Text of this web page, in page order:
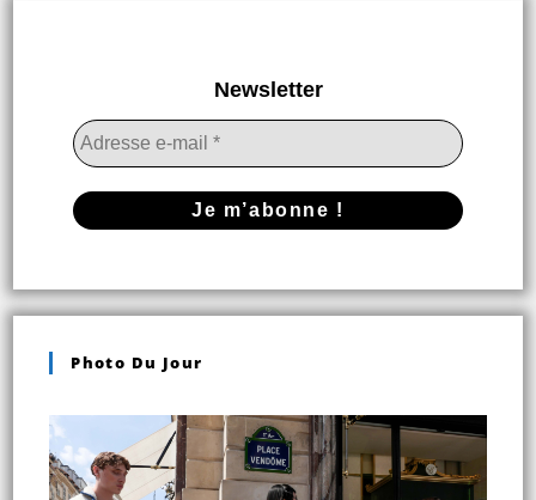
Newsletter
Photo Du Jour